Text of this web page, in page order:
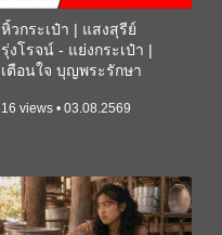
หิ้วกระเป๋า | แสงสุรีย์
รุ่งโรจน์ - แย่งกระเป๋า |
เตือนใจ บุญพระรักษา
16 views • 03.08.2569